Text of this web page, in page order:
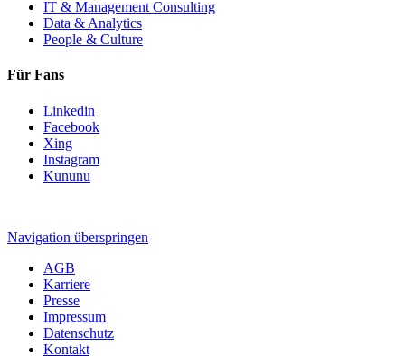
IT & Management Consulting
Data & Analytics
People & Culture
Für Fans
Linkedin
Facebook
Xing
Instagram
Kununu
Navigation überspringen
AGB
Karriere
Presse
Impressum
Datenschutz
Kontakt